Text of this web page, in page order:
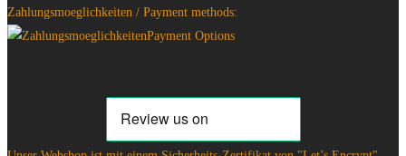
Zahlungsmoeglichkeiten / Payment methods: